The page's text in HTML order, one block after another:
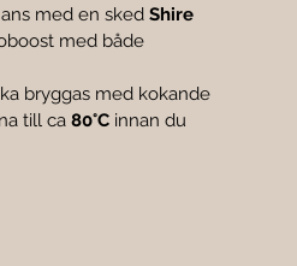
med en sked Shire
med både
bryggas med kokande
till ca 80°C innan du